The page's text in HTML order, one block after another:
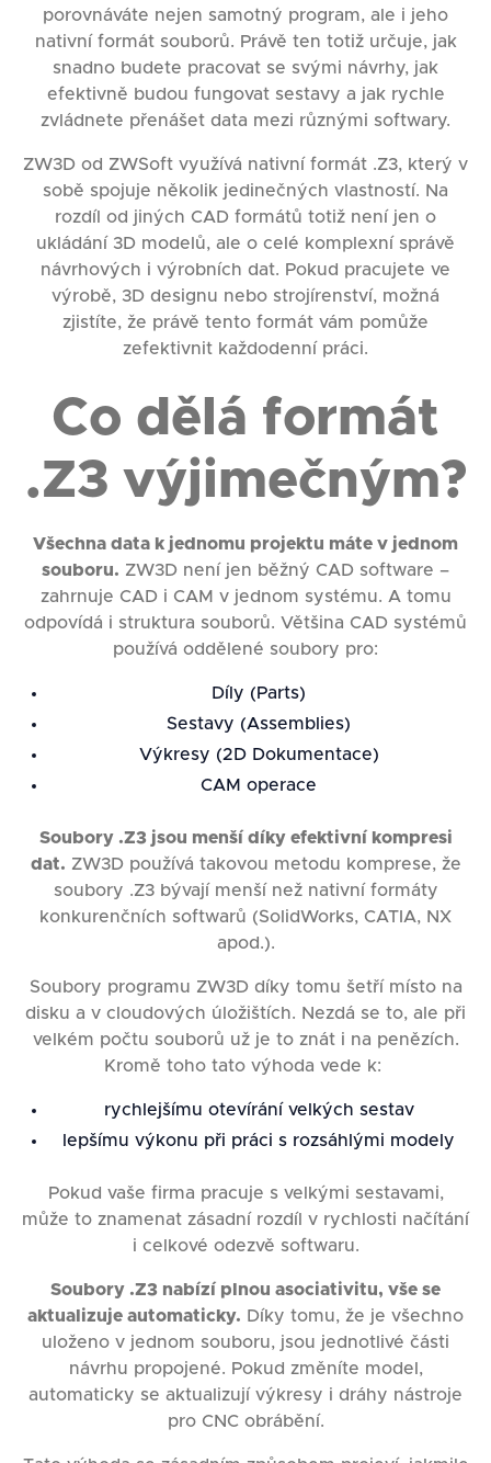
porovnáváte nejen samotný program, ale i jeho
nativní formát souborů. Právě ten totiž určuje, jak
snadno budete pracovat se svými návrhy, jak
efektivně budou fungovat sestavy a jak rychle
zvládnete přenášet data mezi různými softwary.
ZW3D od ZWSoft využívá nativní formát .Z3, který v
sobě spojuje několik jedinečných vlastností. Na
rozdíl od jiných CAD formátů totiž není jen o
ukládání 3D modelů, ale o celé komplexní správě
návrhových i výrobních dat. Pokud pracujete ve
výrobě, 3D designu nebo strojírenství, možná
zjistíte, že právě tento formát vám pomůže
zefektivnit každodenní práci.
Co dělá formát
.Z3 výjimečným?
Všechna data k jednomu projektu máte v jednom
souboru. ZW3D není jen běžný CAD software –
zahrnuje CAD i CAM v jednom systému. A tomu
odpovídá i struktura souborů. Většina CAD systémů
používá oddělené soubory pro:
Díly (Parts)
Sestavy (Assemblies)
Výkresy (2D Dokumentace)
CAM operace
Soubory .Z3 jsou menší díky efektivní kompresi
dat. ZW3D používá takovou metodu komprese, že
soubory .Z3 bývají menší než nativní formáty
konkurenčních softwarů (SolidWorks, CATIA, NX
apod.).
Soubory programu ZW3D díky tomu šetří místo na
disku a v cloudových úložištích. Nezdá se to, ale při
velkém počtu souborů už je to znát i na penězích.
Kromě toho tato výhoda vede k:
rychlejšímu otevírání velkých sestav
lepšímu výkonu při práci s rozsáhlými modely
Pokud vaše firma pracuje s velkými sestavami,
může to znamenat zásadní rozdíl v rychlosti načítání
i celkové odezvě softwaru.
Soubory .Z3 nabízí plnou asociativitu, vše se
aktualizuje automaticky. Díky tomu, že je všechno
uloženo v jednom souboru, jsou jednotlivé části
návrhu propojené. Pokud změníte model,
automaticky se aktualizují výkresy i dráhy nástroje
pro CNC obrábění.